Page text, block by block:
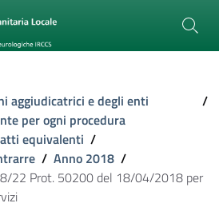
aggiudicatrici e degli enti
per ogni procedura
/
equivalenti /
/ Anno 2018 /
22 Prot. 50200 del 18/04/2018 per